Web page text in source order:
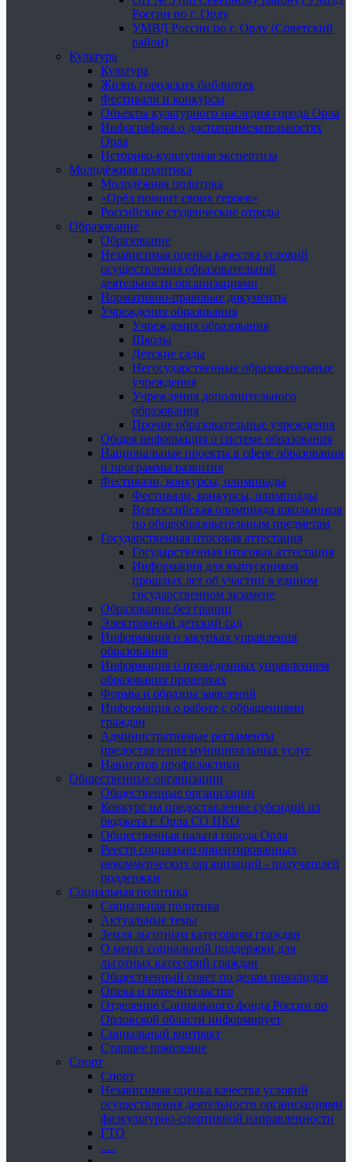
России по г. Орлу
УМВД России по г. Орлу (Советский
район)
Культура
Культура
Жизнь городских библиотек
Фестивали и конкурсы
Объекты культурного наследия города Орла
Инфографика о достопримечательностях
Орла
Историко-культурная экспертиза
Молодёжная политика
Молодёжная политика
«Орёл помнит своих героев»
Российские студенческие отряды
Образование
Образование
Независимая оценка качества условий
осуществления образовательной
деятельности организациями
Нормативно-правовые документы
Учреждения образования
Учреждения образования
Школы
Детские сады
Негосударственные образовательные
учреждения
Учреждения дополнительного
образования
Прочие образовательные учреждения
Общая информация о системе образования
Национальные проекты в сфере образования
и программы развития
Фестивали, конкурсы, олимпиады
Фестивали, конкурсы, олимпиады
Всероссийская олимпиада школьников
по общеобразовательным предметам
Государственная итоговая аттестация
Государственная итоговая аттестация
Информация для выпускников
прошлых лет об участии в едином
государственном экзамене
Образование без границ
Электронный детский сад
Информация о закупках управления
образования
Информация о проведенных управлением
образования проверках
Формы и образцы заявлений
Информация о работе с обращениями
граждан
Административные регламенты
предоставления муниципальных услуг
Навигатор профилактики
Общественные организации
Общественные организации
Конкурс на предоставление субсидий из
бюджета г. Орла СО НКО
Общественная палата города Орла
Реестр социально ориентированных
некоммерческих организаций - получателей
поддержки
Социальная политика
Социальная политика
Актуальные темы
Земля льготным категориям граждан
О мерах социальной поддержки для
льготных категорий граждан
Общественный совет по делам инвалидов
Опека и попечительство
Отделение Социального фонда России по
Орловской области информирует
Социальный контракт
Старшее поколение
Спорт
Спорт
Независимая оценка качества условий
осуществления деятельности организациями
физкультурно-спортивной направленности
ГТО
.....